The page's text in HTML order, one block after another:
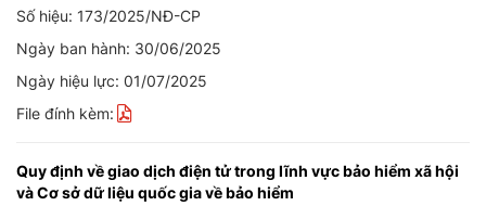
Số hiệu: 173/2025/NĐ-CP
Ngày ban hành: 30/06/2025
Ngày hiệu lực: 01/07/2025
File đính kèm:
Quy định về giao dịch điện tử trong lĩnh vực bảo hiểm xã hội
và Cơ sở dữ liệu quốc gia về bảo hiểm